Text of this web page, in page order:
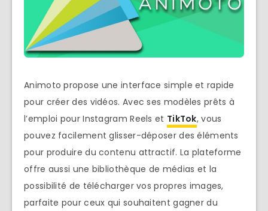
Animoto propose une interface simple et rapide
pour créer des vidéos. Avec ses modèles prêts à
l’emploi pour Instagram Reels et TikTok, vous
pouvez facilement glisser-déposer des éléments
pour produire du contenu attractif. La plateforme
offre aussi une bibliothèque de médias et la
possibilité de télécharger vos propres images,
parfaite pour ceux qui souhaitent gagner du